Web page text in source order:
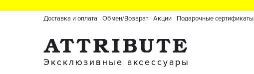
Доставка и оплата Обмен/Возврат Акции Подарочные сертификаты
Эксклюзивные аксессуары